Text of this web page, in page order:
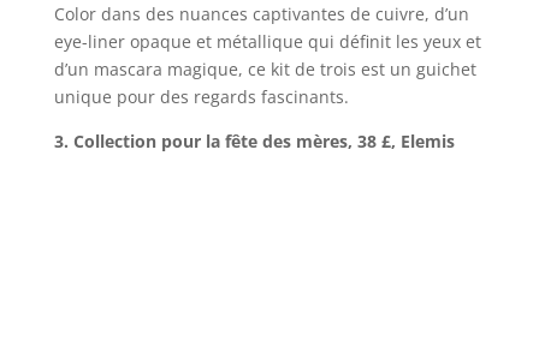
Color dans des nuances captivantes de cuivre, d’un
eye-liner opaque et métallique qui définit les yeux et
d’un mascara magique, ce kit de trois est un guichet
unique pour des regards fascinants.
3. Collection pour la fête des mères, 38 £, Elemis